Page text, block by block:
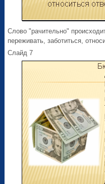
Слово "рачительно"
переживать, заботиться,
Слайд 7